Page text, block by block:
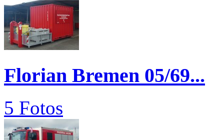
Florian Bremen 05/69...
5 Fotos